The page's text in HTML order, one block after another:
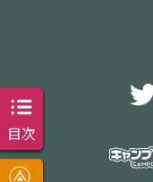
目次